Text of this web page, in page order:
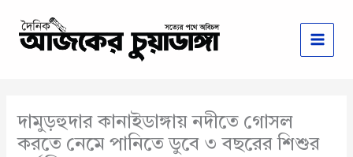
content
দামুড়হুদার কানাইডাঙ্গায় নদীতে গোসল
করতে নেমে পানিতে ডুবে ৩ বছরের শিশুর